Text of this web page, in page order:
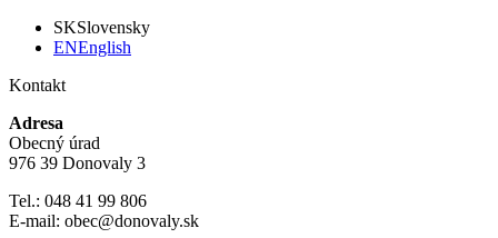
SKSlovensky
ENEnglish
Kontakt
Adresa
Obecný úrad
976 39 Donovaly 3
Tel.: 048 41 99 806
E-mail: obec@donovaly.sk